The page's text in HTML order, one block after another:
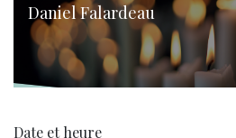
Daniel Falardeau
Date et heure